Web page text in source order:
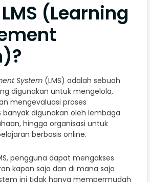
(Learning
System (LMS) adalah sebuah
digunakan untuk mengelola,
mengevaluasi proses
banyak digunakan oleh lembaga
hingga organisasi untuk
berbasis online.
pengguna dapat mengakses
kapan saja dan di mana saja
ini tidak hanya mempermudah